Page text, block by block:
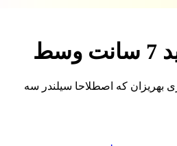
7 سانتی متری بهریزان که اصطلاحا سیلندر سه